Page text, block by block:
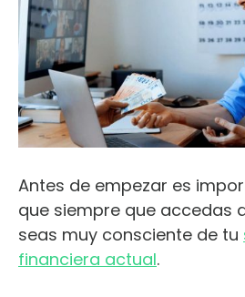
Antes de empezar es
que siempre que accedas
seas muy consciente de tu
financiera actual.